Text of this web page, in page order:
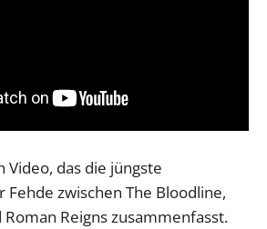
Video, das die jüngste
Fehde zwischen The Bloodline,
Roman Reigns zusammenfasst.